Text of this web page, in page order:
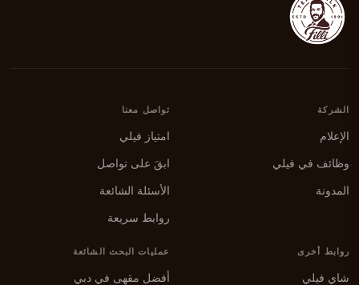
الشركة
الإعلام
وظائف في فيلي
المدونة
تواصل معنا
امتياز فيلي
ابقَ على تواصل
الأسئلة الشائعة
روابط سريعة
روابط أخرى
شاي فيلي
عمليات البحث الشائعة
أفضل مقهى في دبي